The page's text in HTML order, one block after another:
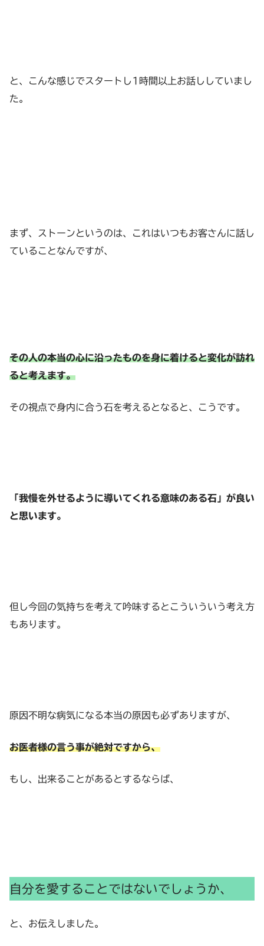
と、こんな感じでスタートし1時間以上お話ししていまし
た。
まず、ストーンというのは、これはいつもお客さんに話し
ていることなんですが、
その人の本当の心に沿ったものを身に着けると変化が訪れ
ると考えます。
その視点で身内に合う石を考えるとなると、こうです。
「我慢を外せるように導いてくれる意味のある石」が良い
と思います。
但し今回の気持ちを考えて吟味するとこういういう考え方
もあります。
原因不明な病気になる本当の原因も必ずありますが、
お医者様の言う事が絶対ですから、
もし、出来ることがあるとするならば、
自分を愛することではないでしょうか、
と、お伝えしました。